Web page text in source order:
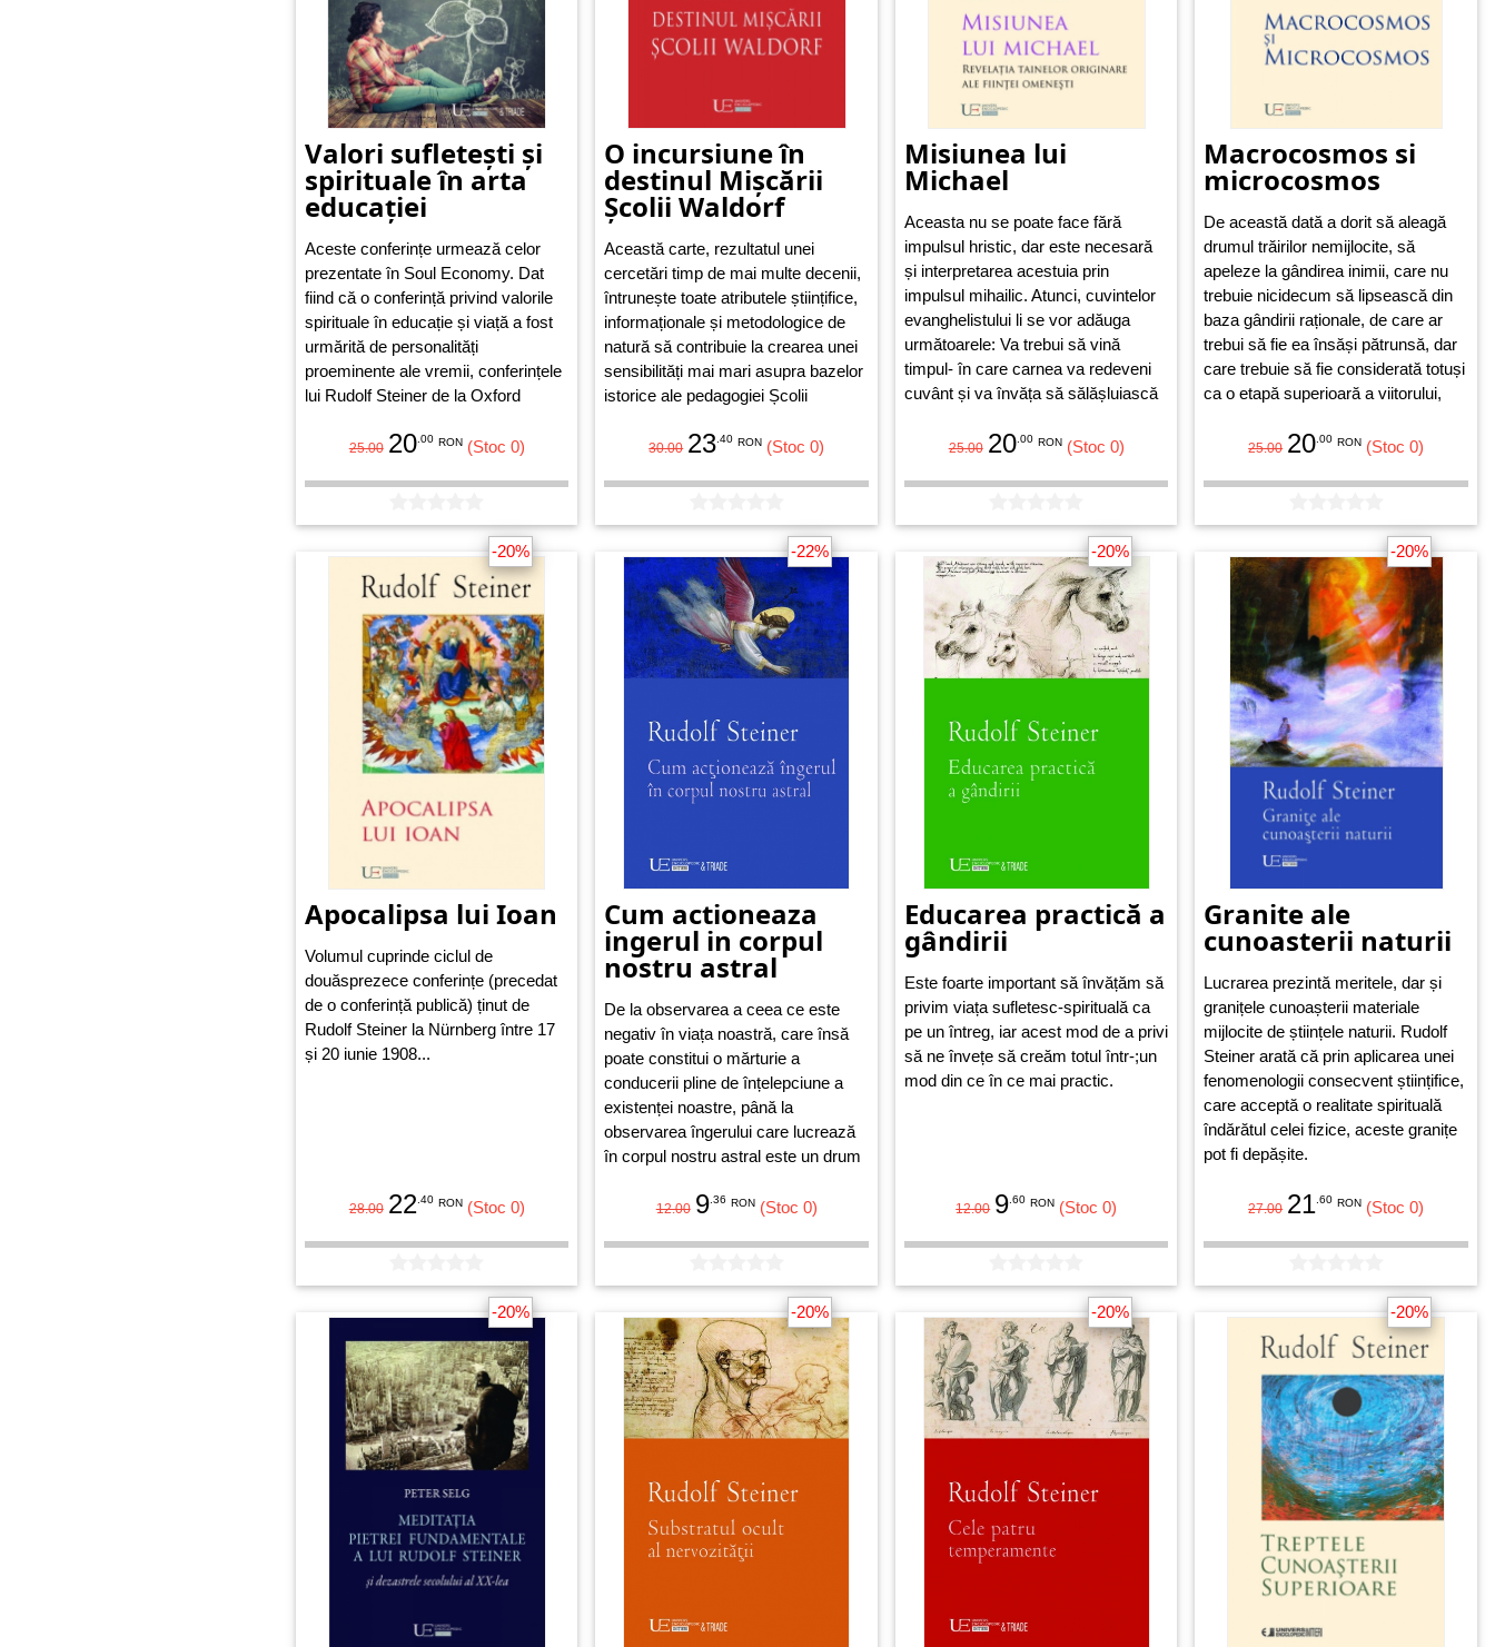
Valori sufletești și
spirituale în arta
educației
Aceste conferințe urmează celor
prezentate în Soul Economy. Dat
fiind că o conferință privind valorile
spirituale în educație și viață a fost
urmărită de personalități
proeminente ale vremii, conferințele
lui Rudolf Steiner de la Oxford
la cel mai înalt nivel cultural.
25.00 20.00 RON (Stoc 0)
O incursiune în
destinul Mișcării
Școlii Waldorf
Această carte, rezultatul unei
cercetări timp de mai multe decenii,
întrunește toate atributele științifice,
informaționale și metodologice de
natură să contribuie la crearea unei
sensibilități mai mari asupra bazelor
istorice ale pedagogiei Școlii
sistemului de educație și învățământ
interioare, devenind astfel o sursă
30.00 23 .40 RON (Stoc 0)
Misiunea lui
Michael
Aceasta nu se poate face fără
impulsul hristic, dar este necesară
și interpretarea acestuia prin
impulsul mihailic. Atunci, cuvintelor
evanghelistului li se vor adăuga
următoarele: Va trebui să vină
timpul- în care carnea va redeveni
cuvânt și va învăța să sălășluiască
25.00 20.00 RON (Stoc 0)
Macrocosmos si
microcosmos
De această dată a dorit să aleagă
drumul trăirilor nemijlocite, să
apeleze la gândirea inimii, care nu
trebuie nicidecum să lipsească din
baza gândirii raționale, de care ar
trebui să fie ea însăși pătrunsă, dar
care trebuie să fie considerată totuși
ca o etapă superioară a viitorului,
o treaptă preliminară.
25.00 20 .00 RON (Stoc 0)
-20%
Apocalipsa lui Ioan
Volumul cuprinde ciclul de
douăsprezece conferințe (precedat
de o conferință publică) ținut de
Rudolf Steiner la Nürnberg între 17
și 20 iunie 1908...
28.00 22 .40 RON (Stoc 0)
-22%
Cum actioneaza
ingerul in corpul
nostru astral
De la observarea a ceea ce este
negativ în viața noastră, care însă
poate constitui o mărturie a
conducerii pline de înțelepciune a
existenței noastre, până la
observarea îngerului care lucrează
în corpul nostru astral este un drum
12.00 9.36 RON (Stoc 0)
-20%
Educarea practică a
gândirii
Este foarte important să învățăm să
privim viața sufletesc-spirituală ca
pe un întreg, iar acest mod de a privi
să ne învețe să creăm totul într-;un
mod din ce în ce mai practic.
12.00 9 .60 RON (Stoc 0)
-20%
Granite ale
cunoasterii naturii
Lucrarea prezintă meritele, dar și
granițele cunoașterii materiale
mijlocite de științele naturii. Rudolf
Steiner arată că prin aplicarea unei
fenomenologii consecvent științifice,
care acceptă o realitate spirituală
îndărătul celei fizice, aceste granițe
pot fi depășite.
27.00 21 .60 RON (Stoc 0)
-20% -20% -20% -20%